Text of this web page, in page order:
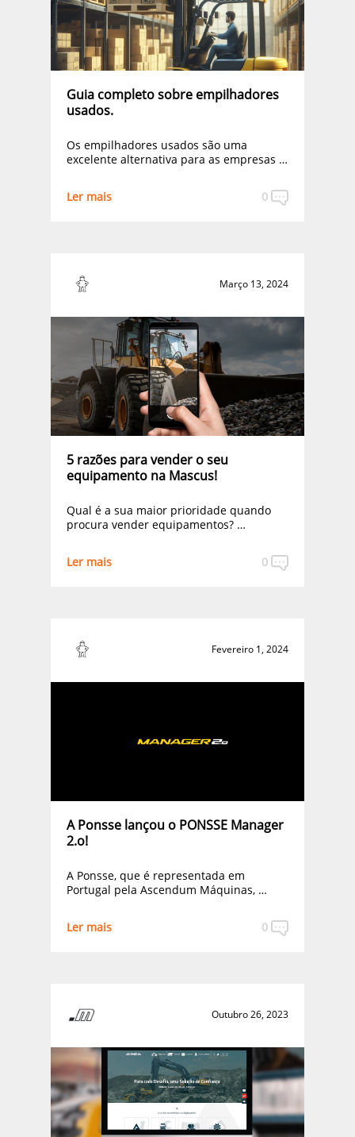
Guia completo sobre empilhadores
usados.
Os empilhadores usados são uma
excelente alternativa para as empresas …
0
Ler mais
Março 13, 2024
5 razões para vender o seu
equipamento na Mascus!
Qual é a sua maior prioridade quando
procura vender equipamentos? …
0
Ler mais
Fevereiro 1, 2024
A Ponsse lançou o PONSSE Manager
2.o!
A Ponsse, que é representada em
Portugal pela Ascendum Máquinas, …
0
Ler mais
Outubro 26, 2023